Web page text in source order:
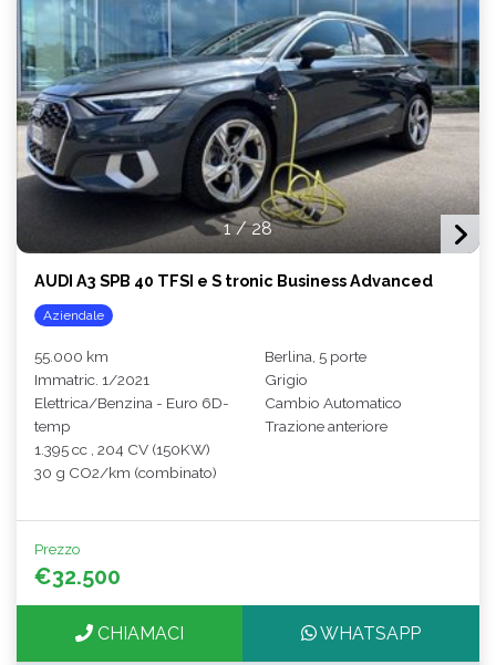
1/28
AUDI A3 SPB 40 TFSI e S tronic Business Advanced
Aziendale
55.000 km
Immatric. 1/2021
Elettrica/Benzina - Euro 6D-
temp
1.395 cc , 204 CV (150KW)
30 g CO2/km (combinato)
Berlina, 5 porte
Grigio
Cambio Automatico
Trazione anteriore
Prezzo
€32.500
CHIAMACI WHATSAPP